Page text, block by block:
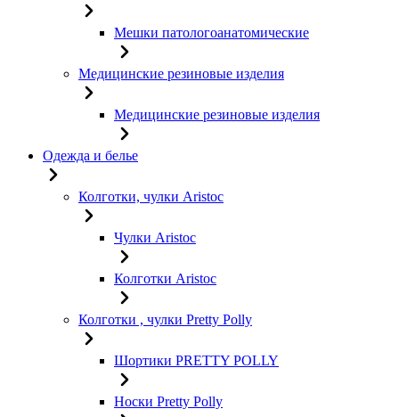
Мешки патологоанатомические
Медицинские резиновые изделия
Медицинские резиновые изделия
Одежда и белье
Колготки, чулки Aristoc
Чулки Aristoc
Колготки Aristoc
Колготки , чулки Pretty Polly
Шортики PRETTY POLLY
Носки Pretty Polly